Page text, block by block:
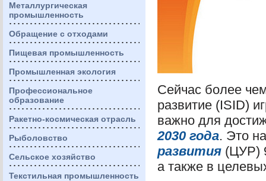
Металлургическая
промышленность
Обращение с отходами
Пищевая промышленность
Промышленная экология
Профессиональное
образование
Ракетно-космическая отрасль
Рыболовство
Сельское хозяйство
Текстильная промышленность
Сейчас более
развитие (ISID)
важно для
2030 года. Это
развития (ЦУР)
а также в